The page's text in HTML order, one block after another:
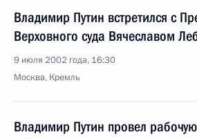
Владимир Путин встретился с
Верховного суда Вячеславом
9 июля 2002 года, 16:30
Москва, Кремль
Владимир Путин провел рабочую